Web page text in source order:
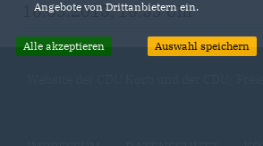
16.03.2015, 16:53 Uhr
Angebote von Drittanbietern ein.
Alle akzeptieren Auswahl speichern